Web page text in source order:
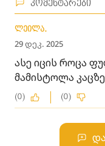
კომენტარები
ლეილა.
29 დეკ. 2025
ასე იცის როცა
მამისტოლა
(0) (0)